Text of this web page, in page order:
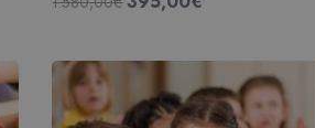
era:
1.580,00€.395,00€.